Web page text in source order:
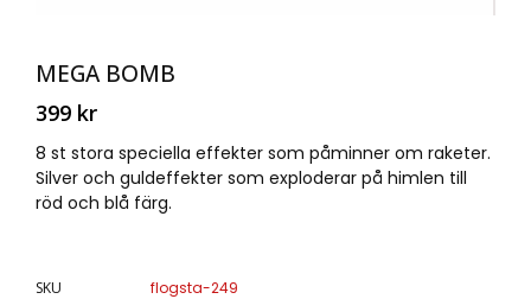
MEGA BOMB
399 kr
8 st stora speciella effekter som påminner om raketer.
Silver och guldeffekter som exploderar på himlen till
röd och blå färg.
SKU
flogsta-249